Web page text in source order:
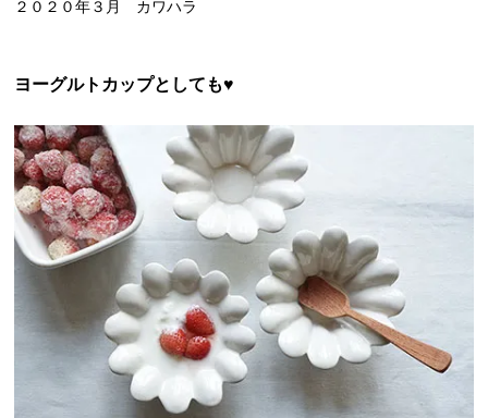
２０２０年３月 カワハラ
ヨーグルトカップとしても♥